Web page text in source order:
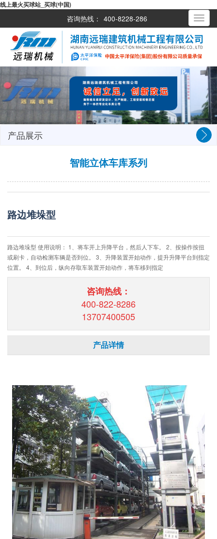
线上最火买球站_买球(中国)
咨询热线： 400-8228-286
产品展示
智能立体车库系列
路边堆垛型
路边堆垛型 使用说明： 1、将车开上升降平台，然后人下车。 2、按操作按扭
或刷卡，自动检测车辆是否到位。 3、升降装置开始动作，提升升降平台到指定
位置。 4、到位后，纵向存取车装置开始动作，将车移到指定
咨询热线：
400-822-8286
13707400505
产品详情
Toggle